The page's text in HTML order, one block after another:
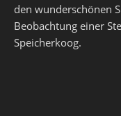
den wunderschönen
Beobachtung einer
Speicherkoog.